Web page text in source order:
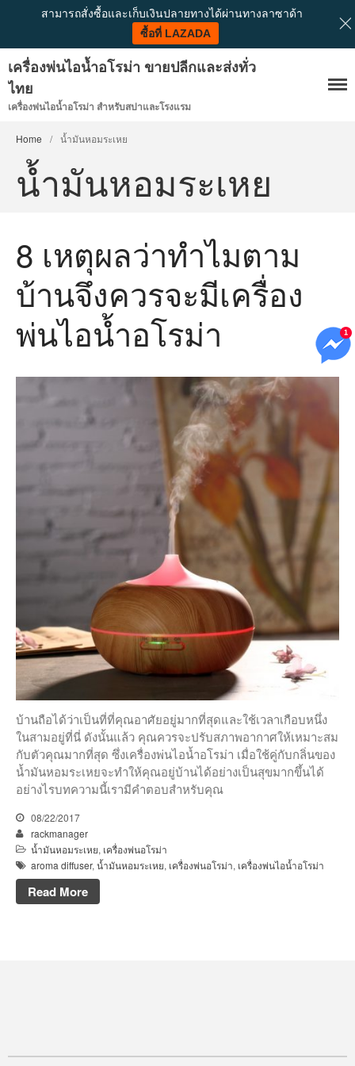
หน้าแรก
เครื่องพ่นอโรม่าซื้อแบบไหนถึงจะ
วิธีการเลือกเครื่องพ่นไอน้ำอโรม่
าให้เหมาะสมกับคุณ
7 คุณประโยชน์ของการใช้น้ำมัน
หอมระเหยกับเครื่องพ่นไอน้ำอ
8 เหตุผลว่าทำไมตามบ้านจึงควร
จะมีเครื่องพ่นไอน้ำอโรม่า
กุมภาพันธ์ 2020
สิงหาคม 2017
น้ำมันหอมระเหย
เครื่องพ่นอโรม่า
เข้าสู่ระบบ
เข้าฟีด
แสดงความเห็นฟีด
WordPress.org
commodo, mauris sit condim
Posi sectetut amet fermntum
เครื่องพ่นไอน้ำอโรม่า ขายปลีกและส่งทั่ว
ไทย
เครื่องพ่นไอน้ำอโรม่า สำหรับสปาและโรงแรม
Home / น้ำมันหอมระเหย
น้ำมันหอมระเหย
8 เหตุผลว่าทำไมตาม
บ้านจึงควรจะมีเครื่อง
พ่นไอน้ำอโรม่า
บ้านถือได้ว่าเป็นที่ที่คุณอาศัยอยู่มากที่สุดและใช้เวลาเกือบหนึ่ง
ในสามอยู่ที่นี่ ดังนั้นแล้ว คุณควรจะปรับสภาพอากาศให้เหมาะสม
กับตัวคุณมากที่สุด ซึ่งเครื่องพ่นไอน้ำอโรม่า เมื่อใช้คู่กับกลิ่นของ
น้ำมันหอมระเหยจะทำให้คุณอยู่บ้านได้อย่างเป็นสุขมากขึ้นได้
อย่างไรบทความนี้เรามีคำตอบสำหรับคุณ
08/22/2017
rackmanager
น้ำมันหอมระเหย, เครื่องพ่นอโรม่า
aroma diffuser, น้ำมันหอมระเหย, เครื่องพ่นอโรม่า, เครื่องพ่นไอน้ำอโรม่า
Read More
สามารถสั่งซื้อและเก็บเงินปลายทางได้ผ่านทางลาซาด้า
ซื้อที่ LAZADA